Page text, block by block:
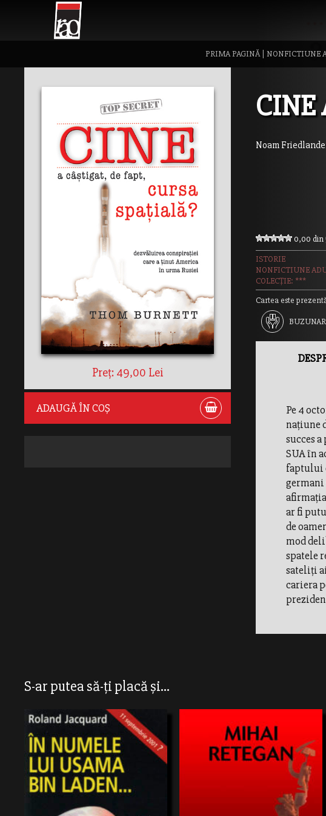
PRIMA PAGINĂ| NONFICTIUNE
Preț: 49,00 Lei
ADAUGĂ ÎN COȘ
CINE
Noam
0,00 din
ISTORIE
NONFICTIUNE
COLECȚIE: ***
Cartea este
BUZUNAR
Pe 4
naţiune
succes
SUA în
faptului
germani
ar fi
de
mod
spatele
sateliţi
cariera
S-ar putea să-ți placă și...